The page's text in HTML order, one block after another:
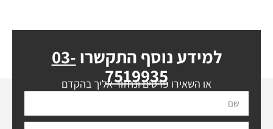
למידע נוסף התקשרו 03-
7519935
או השאירו פרטים ונחזור אליך בהקדם